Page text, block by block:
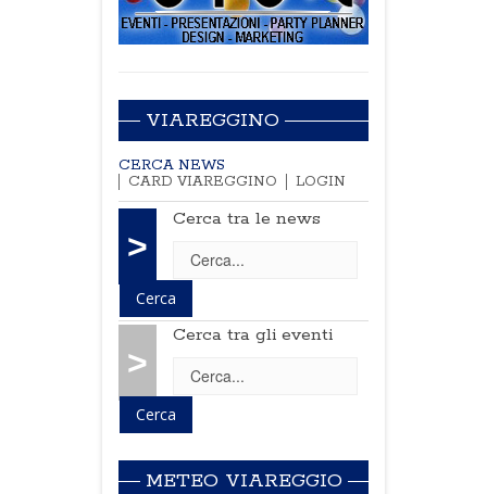
VIAREGGINO
CERCA NEWS
CARD VIAREGGINO
LOGIN
>
Cerca tra le news
>
Cerca tra gli eventi
METEO VIAREGGIO